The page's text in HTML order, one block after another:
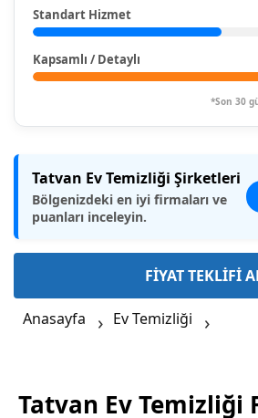
Standart Hizmet
Kapsamlı / Detaylı
*Son 30
Tatvan Ev Temizliği Şirketleri
Bölgenizdeki en iyi firmaları ve
puanları inceleyin.
FİYAT TEKLİFİ
Anasayfa Ev Temizliği
Tatvan Ev Temizliği